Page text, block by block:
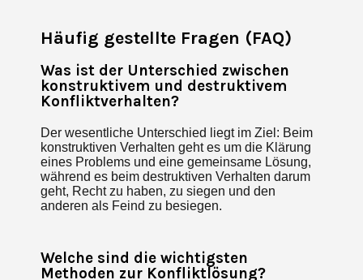
Häufig gestellte Fragen (FAQ)
Was ist der Unterschied zwischen
konstruktivem und destruktivem
Konfliktverhalten?
Der wesentliche Unterschied liegt im Ziel: Beim
konstruktiven Verhalten geht es um die Klärung
eines Problems und eine gemeinsame Lösung,
während es beim destruktiven Verhalten darum
geht, Recht zu haben, zu siegen und den
anderen als Feind zu besiegen.
Welche sind die wichtigsten
Methoden zur Konfliktlösung?